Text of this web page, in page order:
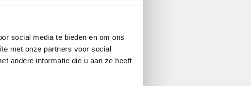
social media te bieden en om ons
met onze partners voor social
andere informatie die u aan ze heeft